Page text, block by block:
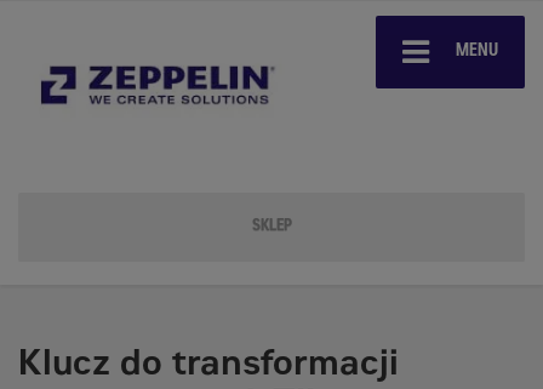
MENU
SKLEP
Klucz do transformacji